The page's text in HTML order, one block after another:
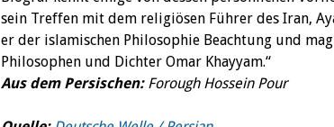
sein Treffen mit dem religiösen Führer des Iran,
er der islamischen Philosophie Beachtung und
Philosophen und Dichter Omar Khayyam.“
Aus dem Persischen:Forough Hossein Pour